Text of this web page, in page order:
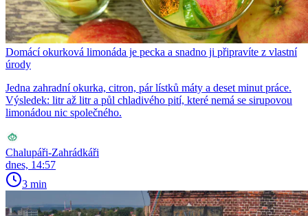
Domácí okurková limonáda je pecka a snadno ji připravíte z vlastní
úrody
Jedna zahradní okurka, citron, pár lístků máty a deset minut práce.
Výsledek: litr až litr a půl chladivého pití, které nemá se sirupovou
limonádou nic společného.
Chalupáři-Zahrádkáři
dnes, 14:57
3 min